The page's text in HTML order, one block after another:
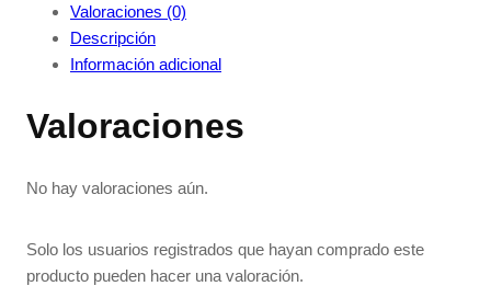
Valoraciones (0)
Descripción
Información adicional
Valoraciones
No hay valoraciones aún.
Solo los usuarios registrados que hayan comprado este
producto pueden hacer una valoración.